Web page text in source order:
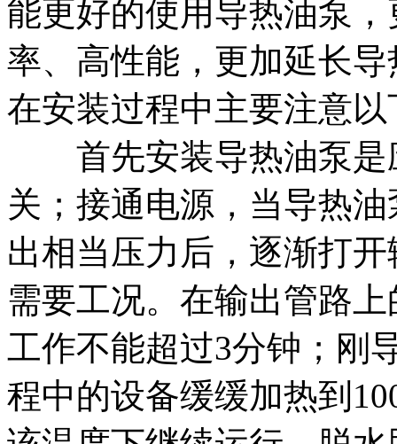
能更好的使用导热油泵
率、高性能，更加延长
在安装过程中主要注意
首先安装导热油泵是
关；接通电源，当导热
出相当压力后，逐渐打
需要工况。在输出管路
工作不能超过3分钟；刚
程中的设备缓缓加热到